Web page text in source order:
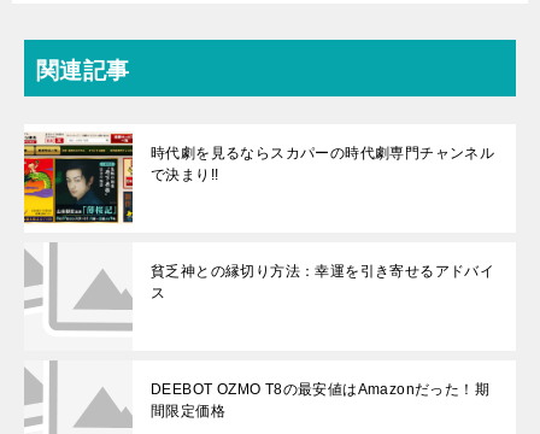
関連記事
時代劇を見るならスカパーの時代劇専門チャンネル
で決まり!!
貧乏神との縁切り方法：幸運を引き寄せるアドバイ
ス
DEEBOT OZMO T8の最安値はAmazonだった！期
間限定価格